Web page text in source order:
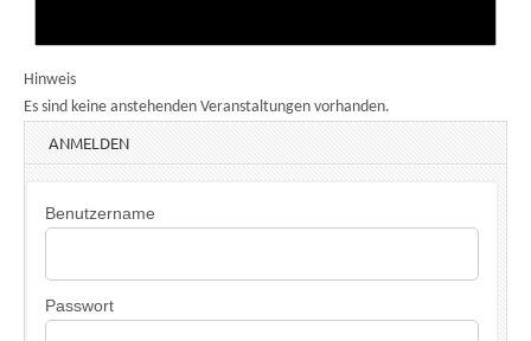
Hinweis
Es sind keine anstehenden Veranstaltungen vorhanden.
ANMELDEN
Benutzername
Passwort